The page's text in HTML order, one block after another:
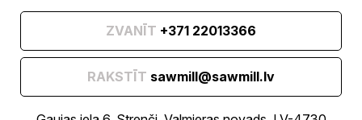
ZVANĪT +371 22013366
RAKSTĪT sawmill@sawmill.lv